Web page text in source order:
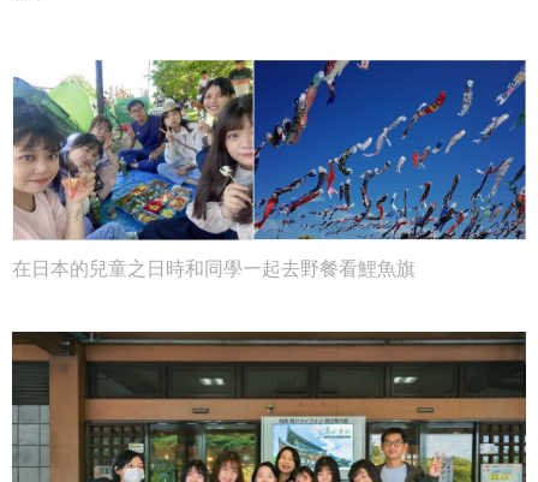
在日本的兒童之日時和同學一起去野餐看鯉魚旗